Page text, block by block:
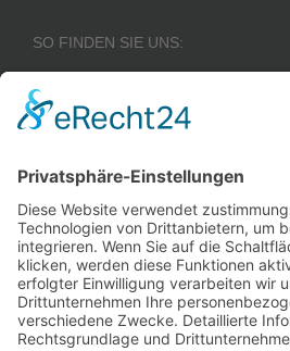
SO FINDEN SIE UNS:
Zustimmung, um den
Google Maps-
Service zu laden!
Wir verwenden einen
Service eines
Drittanbieters, um
Karteninhalte einzubetten.